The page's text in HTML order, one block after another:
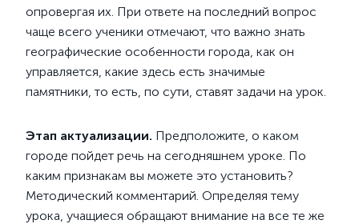
опровергая их. При ответе на последний вопрос
чаще всего ученики отмечают, что важно знать
географические особенности города, как он
управляется, какие здесь есть значимые
памятники, то есть, по сути, ставят задачи на урок.
Этап актуализации. Предположите, о каком
городе пойдет речь на сегодняшнем уроке. По
каким признакам вы можете это установить?
Методический комментарий. Определяя тему
урока, учащиеся обращают внимание на все те же